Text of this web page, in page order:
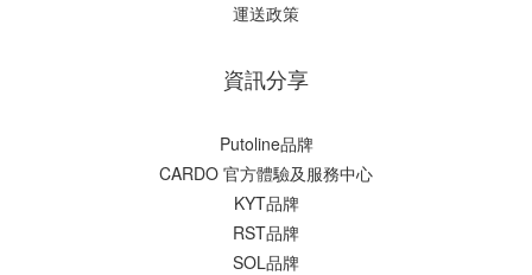
運送政策
資訊分享
Putoline品牌
CARDO 官方體驗及服務中心
KYT品牌
RST品牌
SOL品牌